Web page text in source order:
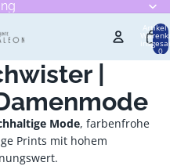
Artikel
0
|
Mode, farbenfrohe
Prints mit hohem